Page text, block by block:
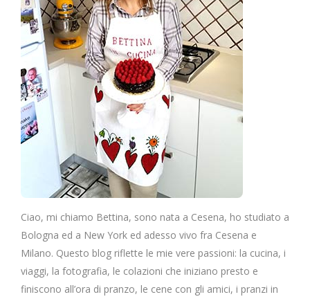
Ciao, mi chiamo Bettina, sono nata a Cesena, ho studiato a
Bologna ed a New York ed adesso vivo fra Cesena e
Milano. Questo blog riflette le mie vere passioni: la cucina, i
viaggi, la fotografia, le colazioni che iniziano presto e
finiscono all’ora di pranzo, le cene con gli amici, i pranzi in